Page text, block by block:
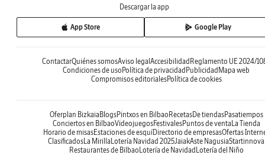
Descargar la app
App Store Google Play
ContactarQuiénes somosAviso legal Accesibilidad Reglamento UE 2024/
Condiciones de uso Política de privacidad Publicidad Mapa web
Compromisos editorialesPolítica de cookies
Oferplan Bizkaia BlogsPintxos en Bilbao RecetasDe tiendasPasatiempos
Conciertos en BilbaoVideojuegosFestivalesPuntos de venta La Tienda
Horario de misasEstaciones de esquíDirectorio de empresasOfertas
Clasificados La Mirilla Lotería Navidad 2025JaiakAste NagusiaStartinnova
Restaurantes de Bilbao Lotería de Navidad Lotería del Niño